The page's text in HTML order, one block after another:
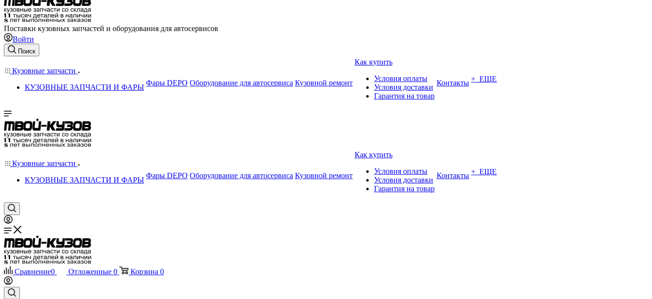
Поставки кузовных запчастей и оборудования для автосервисов
Войти
Поиск
Кузовные запчасти
КУЗОВНЫЕ ЗАПЧАСТИ И ФАРЫ
Фары DEPO Оборудование для автосервиса Кузовной ремонт
Как купить
Условия оплаты
Условия доставки
Гарантия на товар
Контакты + ЕЩЕ
Кузовные запчасти
КУЗОВНЫЕ ЗАПЧАСТИ И ФАРЫ
Фары DEPO Оборудование для автосервиса Кузовной ремонт
Как купить
Условия оплаты
Условия доставки
Гарантия на товар
Контакты + ЕЩЕ
Сравнение0 Отложенные 0 Корзина 0